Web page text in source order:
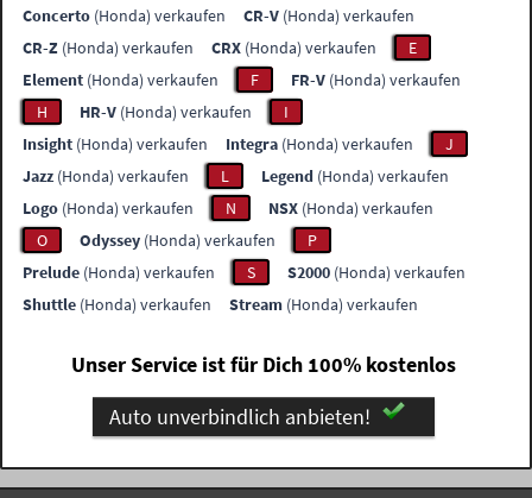
Concerto (Honda) verkaufen CR-V (Honda) verkaufen
CR-Z (Honda) verkaufen CRX (Honda) verkaufen
E
Element (Honda) verkaufen F FR-V (Honda) verkaufen
H
HR-V (Honda) verkaufen
I
Insight (Honda) verkaufen Integra (Honda) verkaufen
J
Jazz(Honda) verkaufen L Legend (Honda) verkaufen
Logo (Honda) verkaufen N NSX (Honda) verkaufen
O
Odyssey (Honda) verkaufen
P
Prelude (Honda) verkaufen S S2000 (Honda) verkaufen
Shuttle (Honda) verkaufen Stream (Honda) verkaufen
Unser Service ist für Dich 100% kostenlos
Auto unverbindlich anbieten!